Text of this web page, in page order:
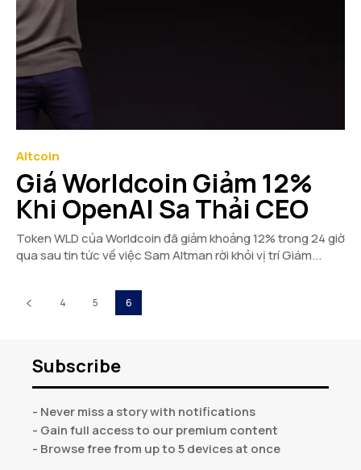
Altcoin
Giá Worldcoin Giảm 12%
Khi OpenAI Sa Thải CEO
Token WLD của Worldcoin đã giảm khoảng 12% trong 24 giờ
qua sau tin tức về việc Sam Altman rời khỏi vị trí Giám...
4 5 6
Subscribe
- Never miss a story with notifications
- Gain full access to our premium content
- Browse free from up to 5 devices at once